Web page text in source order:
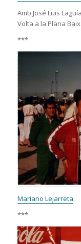
Amb José Luis
Volta a la Plana
***
Mariano Lejarreta.
***